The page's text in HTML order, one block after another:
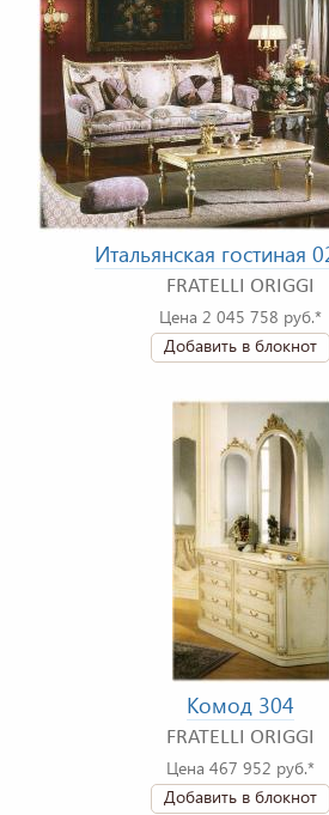
Итальянская гостиная
FRATELLI ORIGGI
Цена 2 045 758 руб.*
Добавить в блокнот
Комод 304
FRATELLI ORIGGI
Цена 467 952 руб.*
Добавить в блокнот